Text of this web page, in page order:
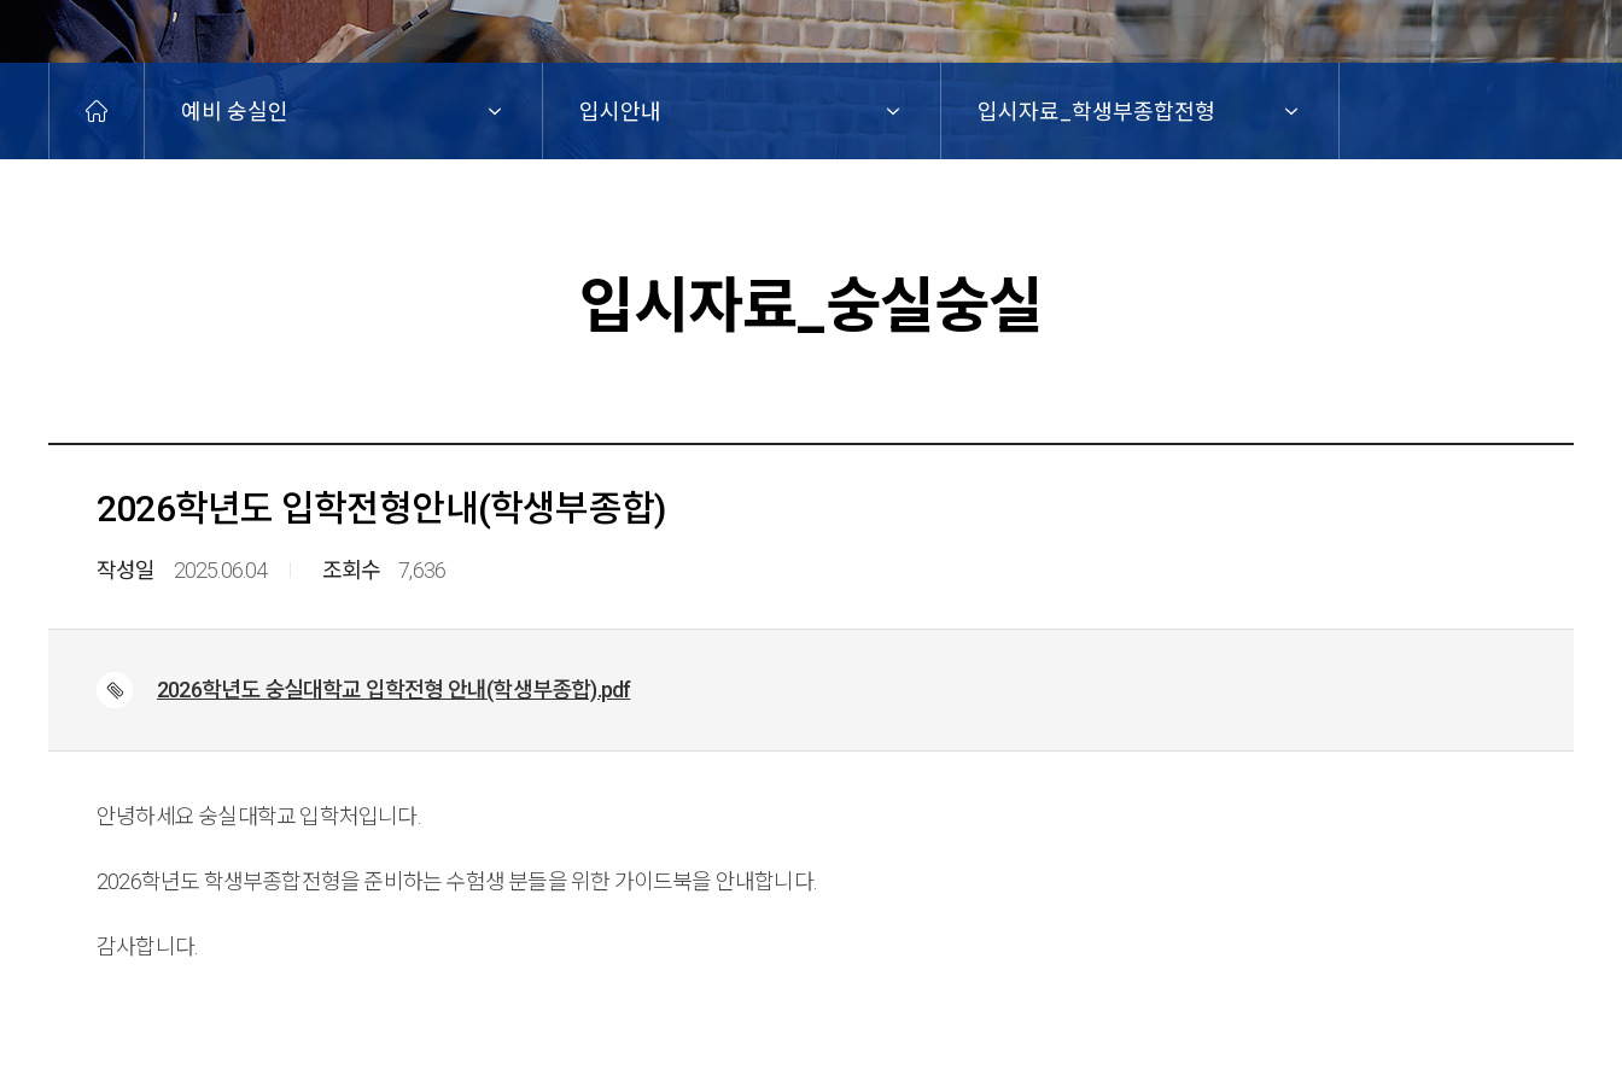
예비 숭실인 입시안내 입시자료_학생부종합전형
입시자료_숭실숭실
2026학년도 입학전형안내(학생부종합)
2025.06.04 7,636
2026학년도 숭실대학교 입학전형 안내(학생부종합).pdf
안녕하세요 숭실대학교 입학처입니다.
2026학년도 학생부종합전형을 준비하는 수험생 분들을 위한 가이드북을 안내합니다.
감사합니다.